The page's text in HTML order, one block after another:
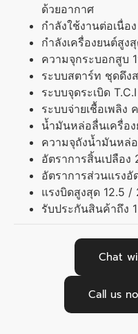
ด้วยอากาศ
กำลังใช้งานต่อเนื่อ
กำลังเครื่องยนต์สูง
ความจุกระบอกสูบ
ระบบสตาร์ท ชุดดึง
ระบบจุดระเบิด T.C.I
ระบบจ่ายเชื้อเพลิง
น้ำมันหล่อลื่นเครื่อง
ความจุถังน้ำมันหล่
อัตราการสิ้นเปลือง
อัตราการส่วนแรงอั
แรงบิดสูงสุด 12.5 /
รับประกันสินค้าถึง
Chat
Call us